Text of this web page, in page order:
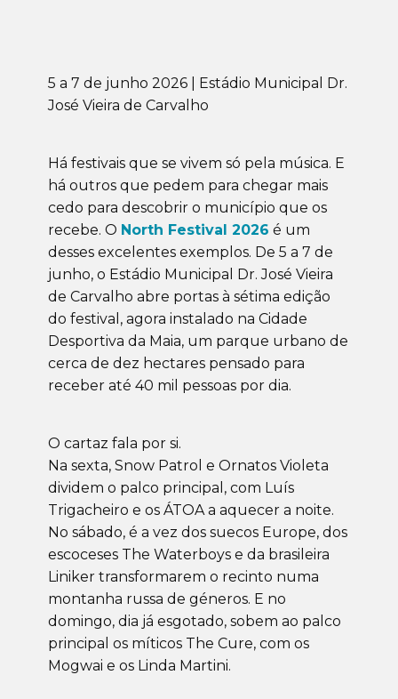
5 a 7 de junho 2026 | Estádio Municipal Dr.
José Vieira de Carvalho
Há festivais que se vivem só pela música. E
há outros que pedem para chegar mais
cedo para descobrir o município que os
recebe. O North Festival 2026 é um
desses excelentes exemplos. De 5 a 7 de
junho, o Estádio Municipal Dr. José Vieira
de Carvalho abre portas à sétima edição
do festival, agora instalado na Cidade
Desportiva da Maia, um parque urbano de
cerca de dez hectares pensado para
receber até 40 mil pessoas por dia.
O cartaz fala por si.
Na sexta, Snow Patrol e Ornatos Violeta
dividem o palco principal, com Luís
Trigacheiro e os ÁTOA a aquecer a noite.
No sábado, é a vez dos suecos Europe, dos
escoceses The Waterboys e da brasileira
Liniker transformarem o recinto numa
montanha russa de géneros. E no
domingo, dia já esgotado, sobem ao palco
principal os míticos The Cure, com os
Mogwai e os Linda Martini.